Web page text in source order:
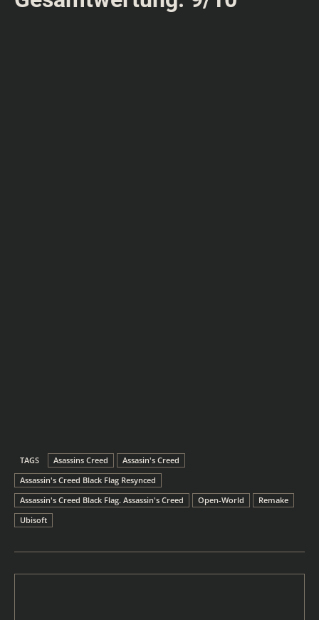
TAGS Asassins Creed
Assasin's Creed
Assassin's Creed Black Flag Resynced
Assassin's Creed Black Flag. Assassin's Creed
Open-World
Remake
Ubisoft